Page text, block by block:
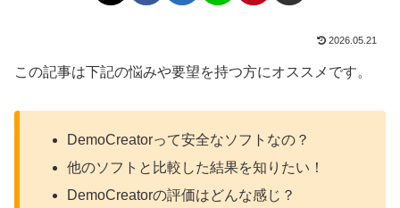
2026.05.21
この記事は下記の悩みや要望を持つ方にオススメです。
DemoCreatorって安全なソフトなの？
他のソフトと比較した結果を知りたい！
DemoCreatorの評価はどんな感じ？